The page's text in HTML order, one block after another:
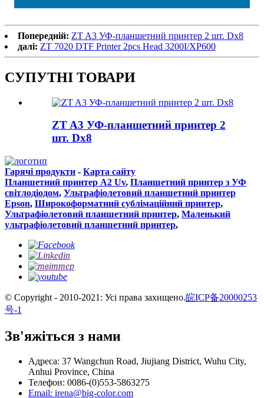
Попередній: ZT A3 УФ-планшетний принтер 2 шт. Dx8
далі: ZT 7020 DTF Printer 2pcs Head 3200I/XP600
СУПУТНІ ТОВАРИ
ZT A3 УФ-планшетний принтер 2
шт. Dx8
Гарячі продукти - Карта сайту
Планшетний принтер A2 Uv, Планшетний принтер з УФ
світлодіодом, Ультрафіолетовий планшетний принтер
Epson, Широкоформатний сублімаційний принтер,
Ультрафіолетовий планшетний принтер, Маленький
ультрафіолетовий планшетний принтер,
© Copyright - 2010-2021: Усі права захищено.皖ICP备20000253
号-1
Зв'яжіться з нами
Адреса: 37 Wangchun Road, Jiujiang District, Wuhu City,
Anhui Province, China
Телефон: 0086-(0)553-5863275
Email: irena@big-color.com